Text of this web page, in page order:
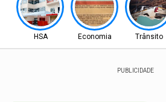
HSA Economia Trânsito
PUBLICIDADE